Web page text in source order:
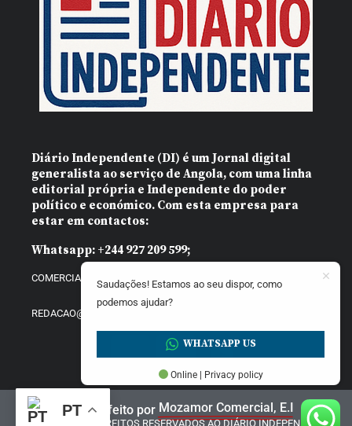
Diário Independente (DI) é um Jornal digital
generalista ao serviço de Angola, com uma linha
editorial própria e Independente do poder
político e económico. Com esta empresa para
estar em contactos:
Whatsapp: +244 927 209 599;
COMERCIAL@DIARIOINDEPENDENTE.INFO
REDACAO@DIARIOINDEPENDENTE.INFO
Website feito por Mozamor Comercial, E.I
@2025 – TODOS DIREITOS RESERVADOS AO DIÁRIO INDEPENDENTE |
PT
Saudações! Estamos ao seu dispor, como
podemos ajudar?
WHATSAPP US
Online | Privacy policy